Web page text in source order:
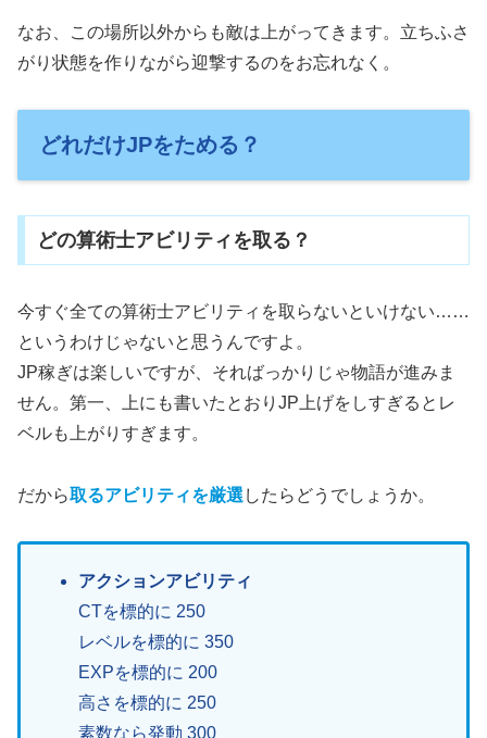
なお、この場所以外からも敵は上がってきます。立ちふさ
がり状態を作りながら迎撃するのをお忘れなく。
どれだけJPをためる？
どの算術士アビリティを取る？
今すぐ全ての算術士アビリティを取らないといけない……
というわけじゃないと思うんですよ。
JP稼ぎは楽しいですが、そればっかりじゃ物語が進みま
せん。第一、上にも書いたとおりJP上げをしすぎるとレ
ベルも上がりすぎます。
だから取るアビリティを厳選 したらどうでしょうか。
アクションアビリティ
CTを標的に 250
レベルを標的に 350
EXPを標的に 200
高さを標的に 250
素数なら発動 300